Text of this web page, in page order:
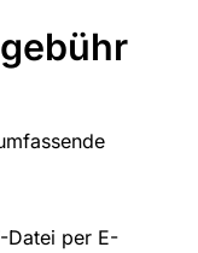
Datei per E-